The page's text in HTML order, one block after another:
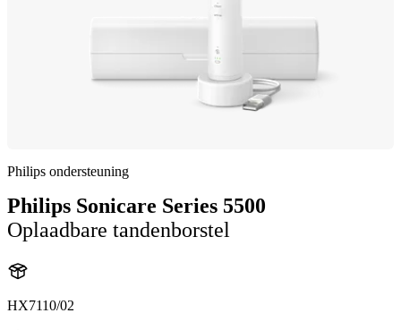
Philips ondersteuning
Philips Sonicare Series 5500
Oplaadbare tandenborstel
HX7110/02